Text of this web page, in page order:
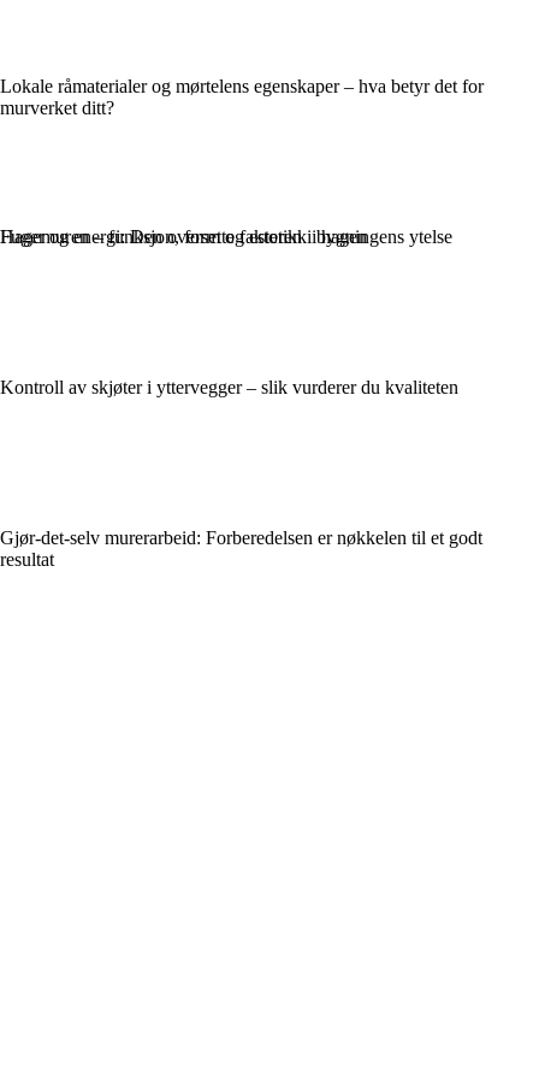
Lokale råmaterialer og mørtelens egenskaper – hva betyr det for
murverket ditt?
Fuger og energi: Den oversette faktoren i bygningens ytelse
Kontroll av skjøter i yttervegger – slik vurderer du kvaliteten
Gjør-det-selv murerarbeid: Forberedelsen er nøkkelen til et godt
resultat
Hagemuren – funksjon, form og estetikk i hagen